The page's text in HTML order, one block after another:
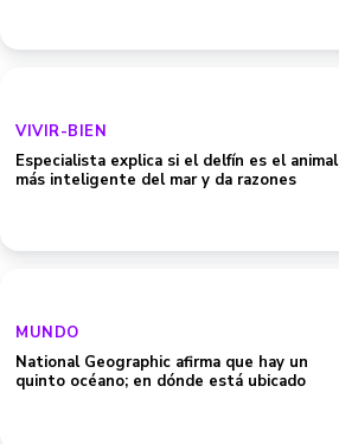
VIVIR-BIEN
Especialista explica si el delfín es el animal
más inteligente del mar y da razones
MUNDO
National Geographic afirma que hay un
quinto océano; en dónde está ubicado